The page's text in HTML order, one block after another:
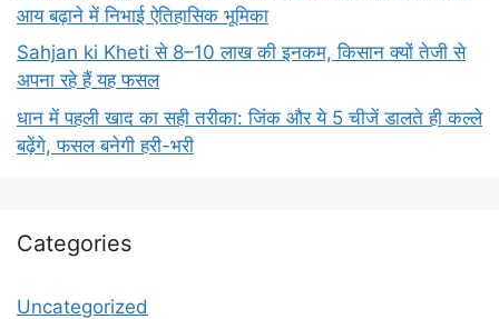
आय बढ़ाने में निभाई ऐतिहासिक भूमिका
Sahjan ki Kheti से 8–10 लाख की इनकम, किसान क्यों तेजी से
अपना रहे हैं यह फसल
धान में पहली खाद का सही तरीका: जिंक और ये 5 चीजें डालते ही कल्ले
बढ़ेंगे, फसल बनेगी हरी-भरी
Categories
Uncategorized